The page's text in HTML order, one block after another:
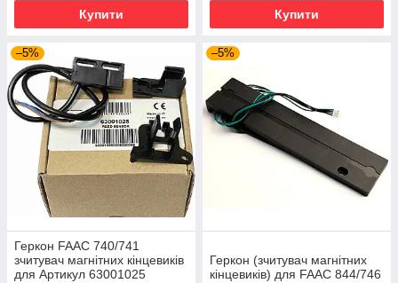
Купити Купити
–5%
Геркон FAAC 740/741
зчитувач магнітних кінцевиків
для Артикул 63001025
–5%
Геркон (зчитувач магнітних
кінцевиків) для FAAC 844/746